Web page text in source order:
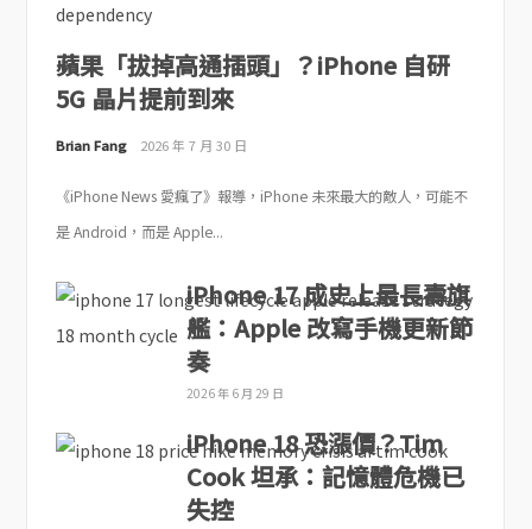
蘋果「拔掉高通插頭」？iPhone 自研
5G 晶片提前到來
Brian Fang 2026 年 7 月 30 日
《iPhone News 愛瘋了》報導，iPhone 未來最大的敵人，可能不
是 Android，而是 Apple...
iPhone 17 成史上最長壽旗
艦：Apple 改寫手機更新節
奏
2026 年 6 月 29 日
iPhone 18 恐漲價？Tim
Cook 坦承：記憶體危機已
失控